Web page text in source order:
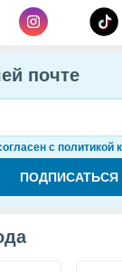
почте
с политикой